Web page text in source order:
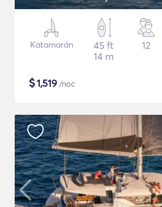
Katamarán
45 ft
14 m
12
$1,519 /noc